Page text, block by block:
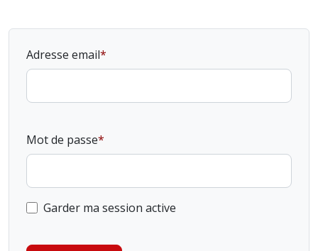
Adresse email
Mot de passe
Garder ma session active